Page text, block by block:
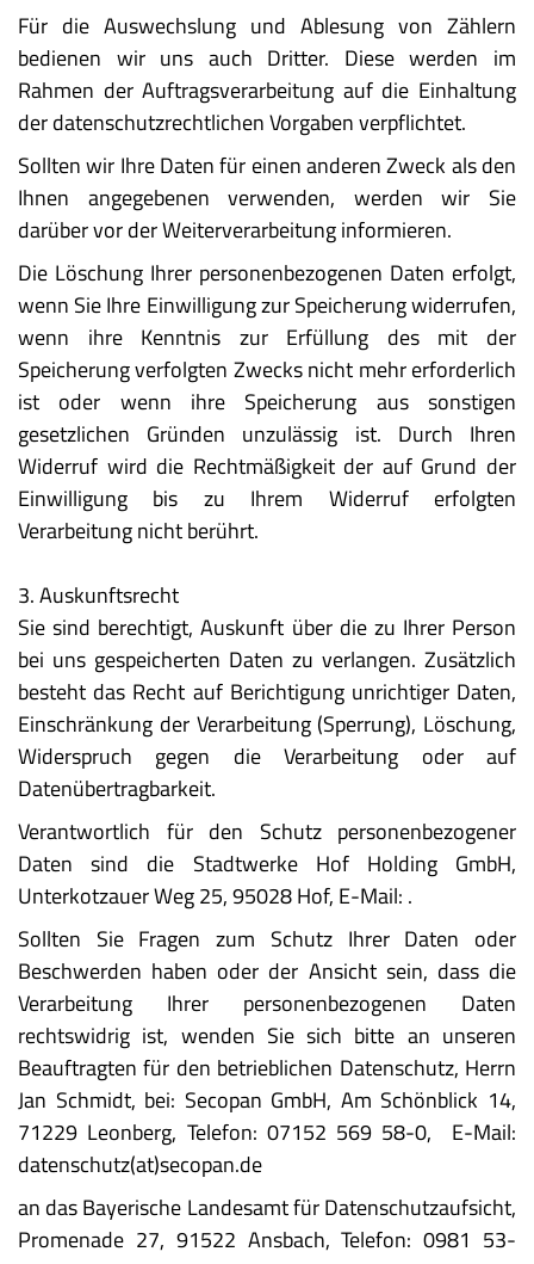
Für die Auswechslung und Ablesung von Zählern
bedienen wir uns auch Dritter. Diese werden im
Rahmen der Auftragsverarbeitung auf die Einhaltung
der datenschutzrechtlichen Vorgaben verpflichtet.
Sollten wir Ihre Daten für einen anderen Zweck als den
Ihnen angegebenen verwenden, werden wir Sie
darüber vor der Weiterverarbeitung informieren.
Die Löschung Ihrer personenbezogenen Daten erfolgt,
wenn Sie Ihre Einwilligung zur Speicherung widerrufen,
wenn ihre Kenntnis zur Erfüllung des mit der
Speicherung verfolgten Zwecks nicht mehr erforderlich
ist oder wenn ihre Speicherung aus sonstigen
gesetzlichen Gründen unzulässig ist. Durch Ihren
Widerruf wird die Rechtmäßigkeit der auf Grund der
Einwilligung bis zu Ihrem Widerruf erfolgten
Verarbeitung nicht berührt.
3. Auskunftsrecht
Sie sind berechtigt, Auskunft über die zu Ihrer Person
bei uns gespeicherten Daten zu verlangen. Zusätzlich
besteht das Recht auf Berichtigung unrichtiger Daten,
Einschränkung der Verarbeitung (Sperrung), Löschung,
Widerspruch gegen die Verarbeitung oder auf
Datenübertragbarkeit.
Verantwortlich für den Schutz personenbezogener
Daten sind die Stadtwerke Hof Holding GmbH,
Unterkotzauer Weg 25, 95028 Hof, E-Mail: .
Sollten Sie Fragen zum Schutz Ihrer Daten oder
Beschwerden haben oder der Ansicht sein, dass die
Verarbeitung Ihrer personenbezogenen Daten
rechtswidrig ist, wenden Sie sich bitte an unseren
Beauftragten für den betrieblichen Datenschutz, Herrn
Jan Schmidt, bei: Secopan GmbH, Am Schönblick 14,
71229 Leonberg, Telefon: 07152 569 58-0, E-Mail:
datenschutz(at)secopan.de
an das Bayerische Landesamt für Datenschutzaufsicht,
Promenade 27, 91522 Ansbach, Telefon: 0981 53-